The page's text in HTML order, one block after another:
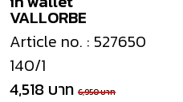
VALLORBE
Article no. : 527650
140/1
4,518 บาท 6,950 บาท